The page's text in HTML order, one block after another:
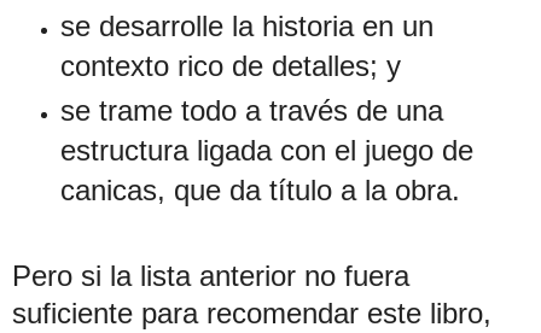
se desarrolle la historia en un
contexto rico de detalles; y
se trame todo a través de una
estructura ligada con el juego de
canicas, que da título a la obra.
Pero si la lista anterior no fuera
suficiente para recomendar este libro,